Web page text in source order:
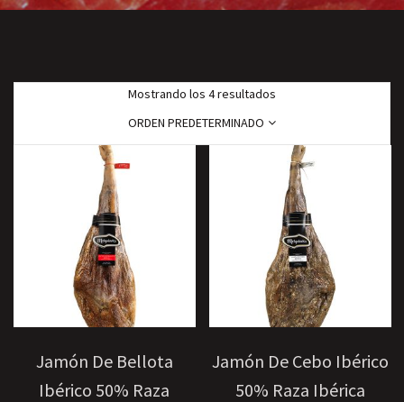
Mostrando los 4 resultados
ORDEN PREDETERMINADO
Jamón De Bellota
Ibérico 50% Raza
Jamón De Cebo Ibérico
50% Raza Ibérica